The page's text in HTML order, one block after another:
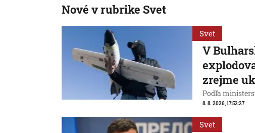
Nové v rubrike Svet
Svet
V
zrejme
Podľa
8. 8. 2026, 17:52:27
Svet